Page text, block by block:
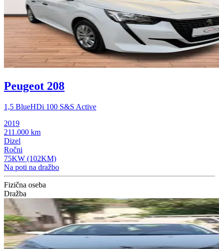
Peugeot 208
1,5 BlueHDi 100 S&S Active
2019
211.000 km
Dizel
Ročni
75KW (102KM)
Na poti na dražbo
Fizična oseba
Dražba